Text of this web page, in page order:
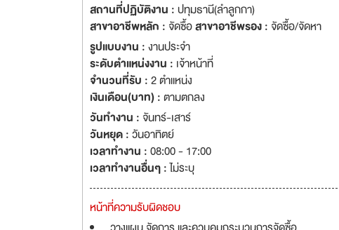
สถานที่ปฏิบัติงาน :ปทุมธานี(ลำลูกกา)
สาขาอาชีพหลัก : จัดซื้อสาขาอาชีพรอง : จัดซื้อ/จัดหา
รูปแบบงาน :งานประจำ
ระดับตำแหน่งงาน : เจ้าหน้าที่
จำนวนที่รับ :2 ตำแหน่ง
เงินเดือน(บาท) :ตามตกลง
วันทำงาน : จันทร์-เสาร์
วันหยุด :วันอาทิตย์
เวลาทำงาน :08:00 - 17:00
เวลาทำงานอื่นๆ :ไม่ระบุ
หน้าที่ความรับผิดชอบ